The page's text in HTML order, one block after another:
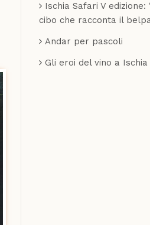
Ischia Safari V edizione:
cibo che racconta il
Andar per pascoli
Gli eroi del vino a Ischia